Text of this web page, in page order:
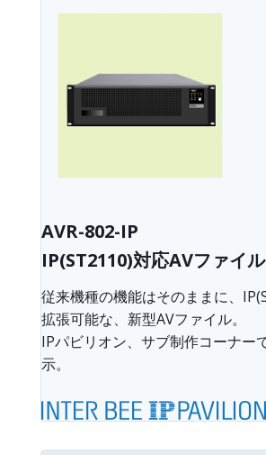
AVR-802-IP
IP(ST2110)対応AVファイル
従来機種の機能はそのままに、
拡張可能な、新型AVファイル。
IPパビリオン、サブ制作コーナー
示。